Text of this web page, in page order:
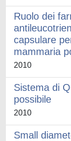
Ruolo dei
capsulare
mammaria
2010
Sistema di
possibile
2010
Small